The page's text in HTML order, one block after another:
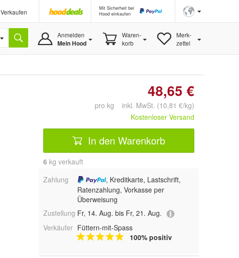
Verkaufen
Mit Sicherheit bei
Hood einkaufen
Anmelden
Mein Hood
Waren-
korb
Merk-
zettel
48,65 €
pro kg inkl. MwSt. (10,81 €/kg)
Kostenloser Versand
In den Warenkorb
6 kg verkauft
Zahlung
, Kreditkarte, Lastschrift,
Ratenzahlung, Vorkasse per
Überweisung
Zustellung Fr, 14. Aug. bis Fr, 21. Aug.
Verkäufer Füttern-mit-Spass
100% positiv